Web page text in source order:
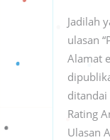
Jadilah
ulasan
Alamat
ditandai
Rating
Ulasan